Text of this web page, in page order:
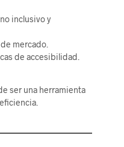
inclusivo y
mercado.
de accesibilidad.
ser una herramienta